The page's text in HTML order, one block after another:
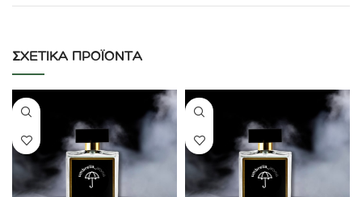
ΣΧΕΤΙΚΆ ΠΡΟΪΌΝΤΑ